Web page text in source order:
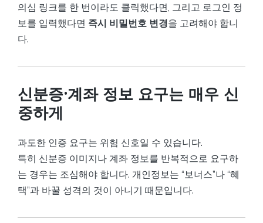
의심 링크를 한 번이라도 클릭했다면, 그리고 로그인 정
보를 입력했다면 즉시 비밀번호 변경을 고려해야 합니
다.
신분증·계좌 정보 요구는 매우 신
중하게
과도한 인증 요구는 위험 신호일 수 있습니다.
특히 신분증 이미지나 계좌 정보를 반복적으로 요구하
는 경우는 조심해야 합니다. 개인정보는 “보너스”나 “혜
택”과 바꿀 성격의 것이 아니기 때문입니다.